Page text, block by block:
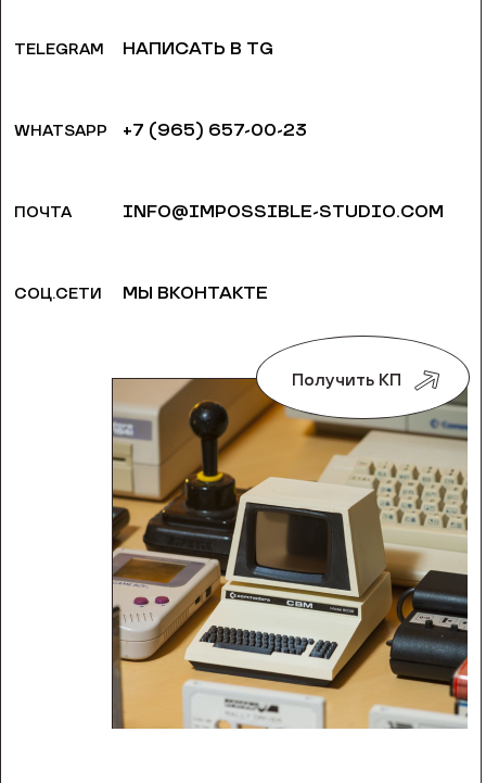
TELEGRAM
WHATSAPP
ПОЧТА
СОЦ.СЕТИ
НАПИСАТЬ В TG
+7 (965) 657-00-23
INFO@IMPOSSIBLE-STUDIO.COM
МЫ ВКОНТАКТЕ
Получить КП